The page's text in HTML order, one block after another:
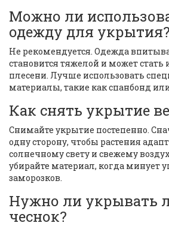
Можно ли
одежду для укрытия?
Не рекомендуется. Одежда
становится тяжелой и может стать
плесени. Лучше использовать
материалы, такие как спанбонд
Как снять укрытие
Снимайте укрытие постепенно.
одну сторону, чтобы растения
солнечному свету и свежему
убирайте материал, когда минует
заморозков.
Нужно ли укрывать
чеснок?